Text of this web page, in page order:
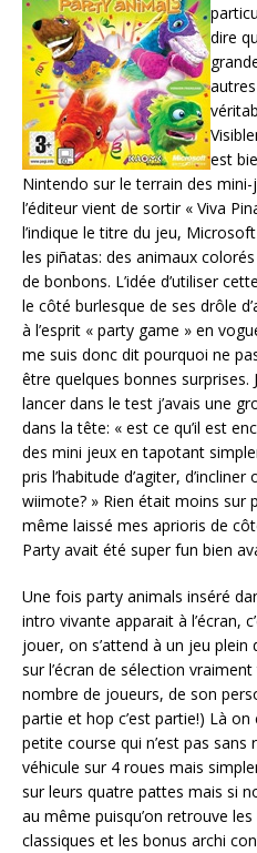
dire
est
Nintendo sur le terrain des
l’éditeur vient de sortir « Viva
l’indique le titre du jeu,
les piñatas: des animaux
de bonbons. L’idée d’utiliser
le côté burlesque de ses drôle
à l’esprit « party game » en
me suis donc dit pourquoi ne
être quelques bonnes surprises.
lancer dans le test j’avais une
dans la tête: « est ce qu’il est
des mini jeux en tapotant
pris l’habitude d’agiter,
wiimote? » Rien était moins sur
même laissé mes aprioris de
Party avait été super fun bien
Une fois party animals inséré
intro vivante apparait à l’écran,
jouer, on s’attend à un jeu
sur l’écran de sélection
nombre de joueurs, de son
partie et hop c’est partie!) Là
petite course qui n’est pas
véhicule sur 4 roues mais
sur leurs quatre pattes mais si
au même puisqu’on retrouve les
classiques et les bonus archi